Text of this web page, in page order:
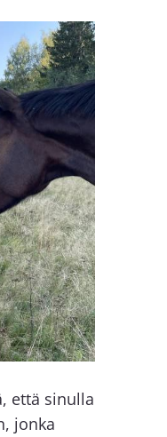
että sinulla
jonka